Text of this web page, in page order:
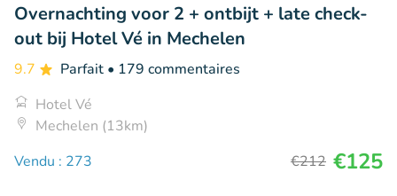
Overnachting voor 2 + ontbijt + late check-
out bij Hotel Vé in Mechelen
9.7 Parfait • 179 commentaires
Hotel Vé
Mechelen (13km)
Vendu : 273
€212 €125